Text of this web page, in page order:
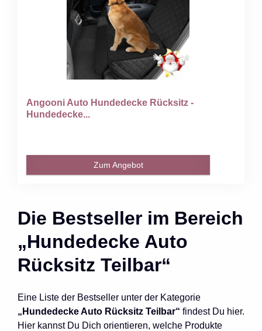
Angooni Auto Hundedecke Rücksitz -
Hundedecke...
Zum Angebot
Die Bestseller im Bereich
„Hundedecke Auto
Rücksitz Teilbar“
Eine Liste der Bestseller unter der Kategorie
„Hundedecke Auto Rücksitz Teilbar“ findest Du hier.
Hier kannst Du Dich orientieren, welche Produkte